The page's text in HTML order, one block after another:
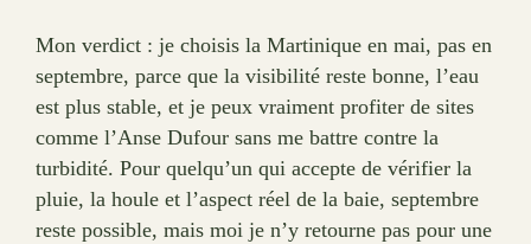
Mon verdict : je choisis la Martinique en mai, pas en
septembre, parce que la visibilité reste bonne, l’eau
est plus stable, et je peux vraiment profiter de sites
comme l’Anse Dufour sans me battre contre la
turbidité. Pour quelqu’un qui accepte de vérifier la
pluie, la houle et l’aspect réel de la baie, septembre
reste possible, mais moi je n’y retourne pas pour une